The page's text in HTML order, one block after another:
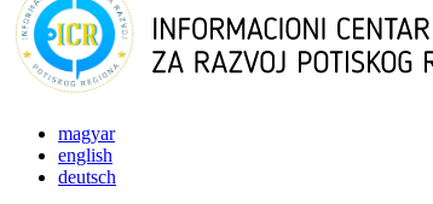
magyar
english
deutsch